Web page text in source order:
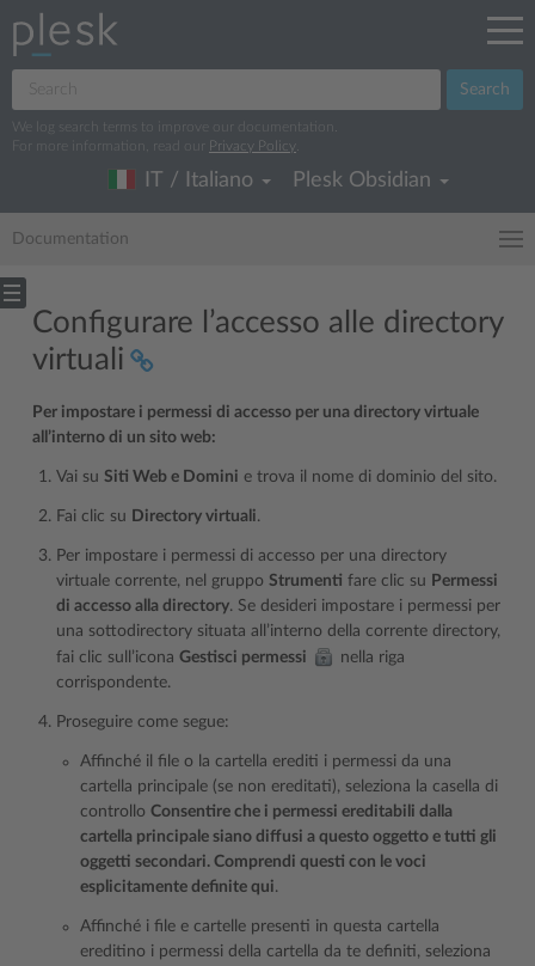
Search
We log search terms to improve our documentation.
For more information, read our
Privacy Policy
IT / Italiano Plesk Obsidian
Documentation
Configurare l’accesso alle directory
virtuali
Per impostare i permessi di accesso per una directory virtuale
all’interno di un sito web:
Vai su Siti Web e Domini e trova il nome di dominio del sito.
Fai clic su Directory virtuali.
Per impostare i permessi di accesso per una directory
virtuale corrente, nel gruppo Strumenti fare clic su Permessi
di accesso alla directory. Se desideri impostare i permessi per
una sottodirectory situata all’interno della corrente directory,
fai clic sull’icona Gestisci permessi
nella riga
corrispondente.
Proseguire come segue:
Affinché il file o la cartella erediti i permessi da una
cartella principale (se non ereditati), seleziona la casella di
controllo Consentire che i permessi ereditabili dalla
cartella principale siano diffusi a questo oggetto e tutti gli
oggetti secondari. Comprendi questi con le voci
esplicitamente definite qui.
Affinché i file e cartelle presenti in questa cartella
ereditino i permessi della cartella da te definiti, seleziona